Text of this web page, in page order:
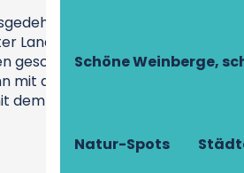
Schöne Weinberge,
Natur-Spots
Spaziergänge
Landschaften, fotografieren
geschichtsträchtiger Orte
mit auf die
dem Hund Freiheit und